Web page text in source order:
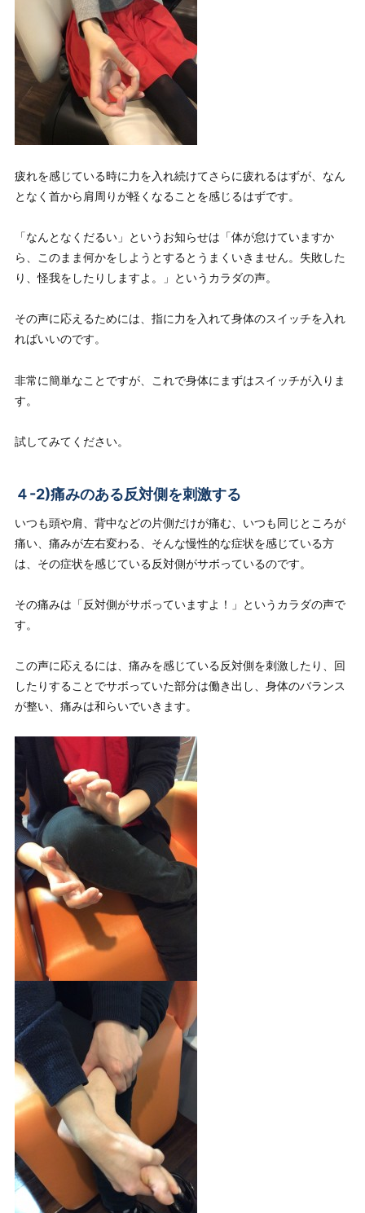
疲れを感じている時に力を入れ続けてさらに疲れるはずが、なん
となく首から肩周りが軽くなることを感じるはずです。
「なんとなくだるい」というお知らせは「体が怠けていますか
ら、このまま何かをしようとするとうまくいきません。失敗した
り、怪我をしたりしますよ。」というカラダの声。
その声に応えるためには、指に力を入れて身体のスイッチを入れ
ればいいのです。
非常に簡単なことですが、これで身体にまずはスイッチが入りま
す。
試してみてください。
４-2)痛みのある反対側を刺激する
いつも頭や肩、背中などの片側だけが痛む、いつも同じところが
痛い、痛みが左右変わる、そんな慢性的な症状を感じている方
は、 その症状を感じている反対側がサボっているのです。
その痛みは「反対側がサボっていますよ！」というカラダの声で
す。
この声に応えるには、痛みを感じている反対側を刺激したり、回
したりすることでサボっていた部分は働き出し、身体のバランス
が整い、痛みは和らいでいきます。